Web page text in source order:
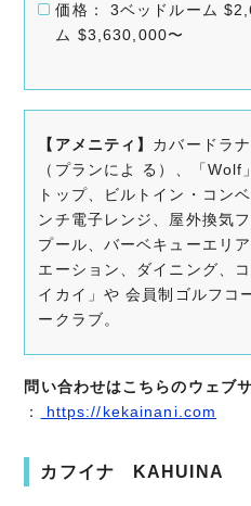
価格： 3ベッドルーム
ム $3,630,000〜
【アメニティ】 カバードラ
（プランによ る）、「
トップ、ビルトイン・コン
ンチ電子レンジ、屋外換気
プール、バーベキューエリ
エーション、ダイニング、
イカイ」や 会員制ゴルフコ
ークラブ。
問い合わせはこちらのウェブ
：
https://kekainani.com
カフイナ KAHUINA